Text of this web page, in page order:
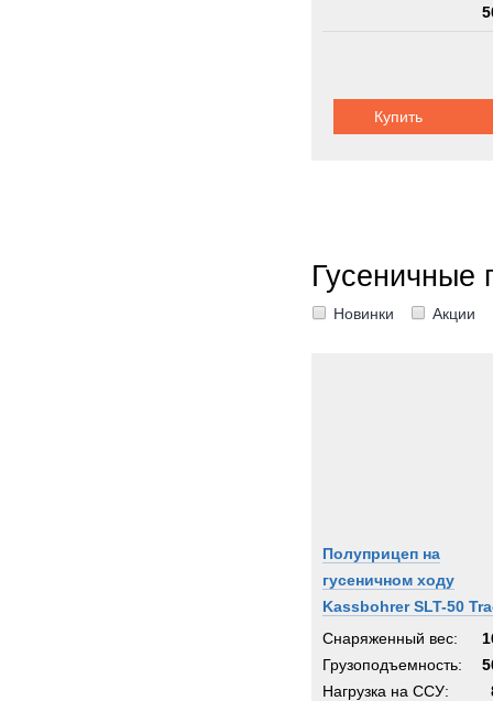
Купить
Гусеничные
Новинки Акции
Полуприцеп на
гусеничном ходу
Kassbohrer SLT-50
Снаряженный вес:
Грузоподъемность:
Нагрузка на ССУ: